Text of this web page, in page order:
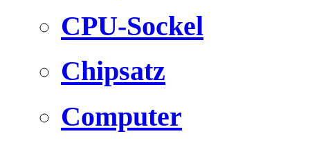
CPU-Sockel
Chipsatz
Computer